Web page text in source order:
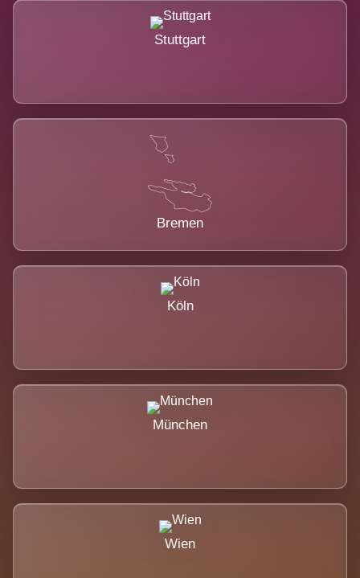
Stuttgart
Bremen
Köln
München
Wien